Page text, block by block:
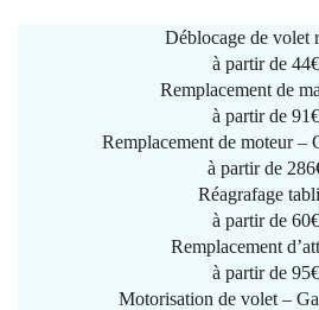
Déblocage de volet
à partir de 44€
Remplacement de
à partir de 91€
Remplacement de moteur –
à partir de
Réagrafage
à partir de 60€
Remplacement
à partir de 95€
Motorisation de volet –